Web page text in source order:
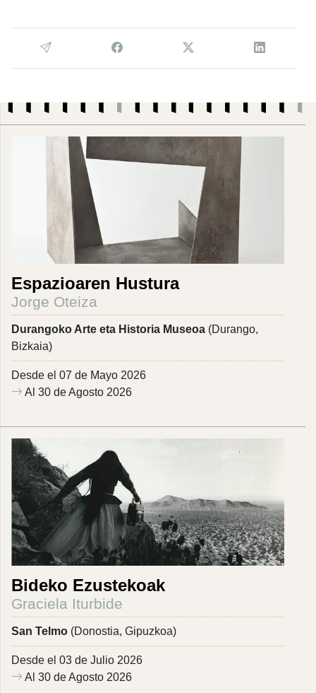
Espazioaren Hustura
Jorge Oteiza
Durangoko Arte eta Historia Museoa (Durango,
Bizkaia)
Desde el 07 de Mayo 2026
Al 30 de Agosto 2026
Bideko Ezustekoak
Graciela Iturbide
San Telmo (Donostia, Gipuzkoa)
Desde el 03 de Julio 2026
Al 30 de Agosto 2026